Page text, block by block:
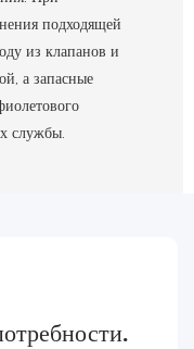
подходящей
из клапанов и
а запасные
службы.